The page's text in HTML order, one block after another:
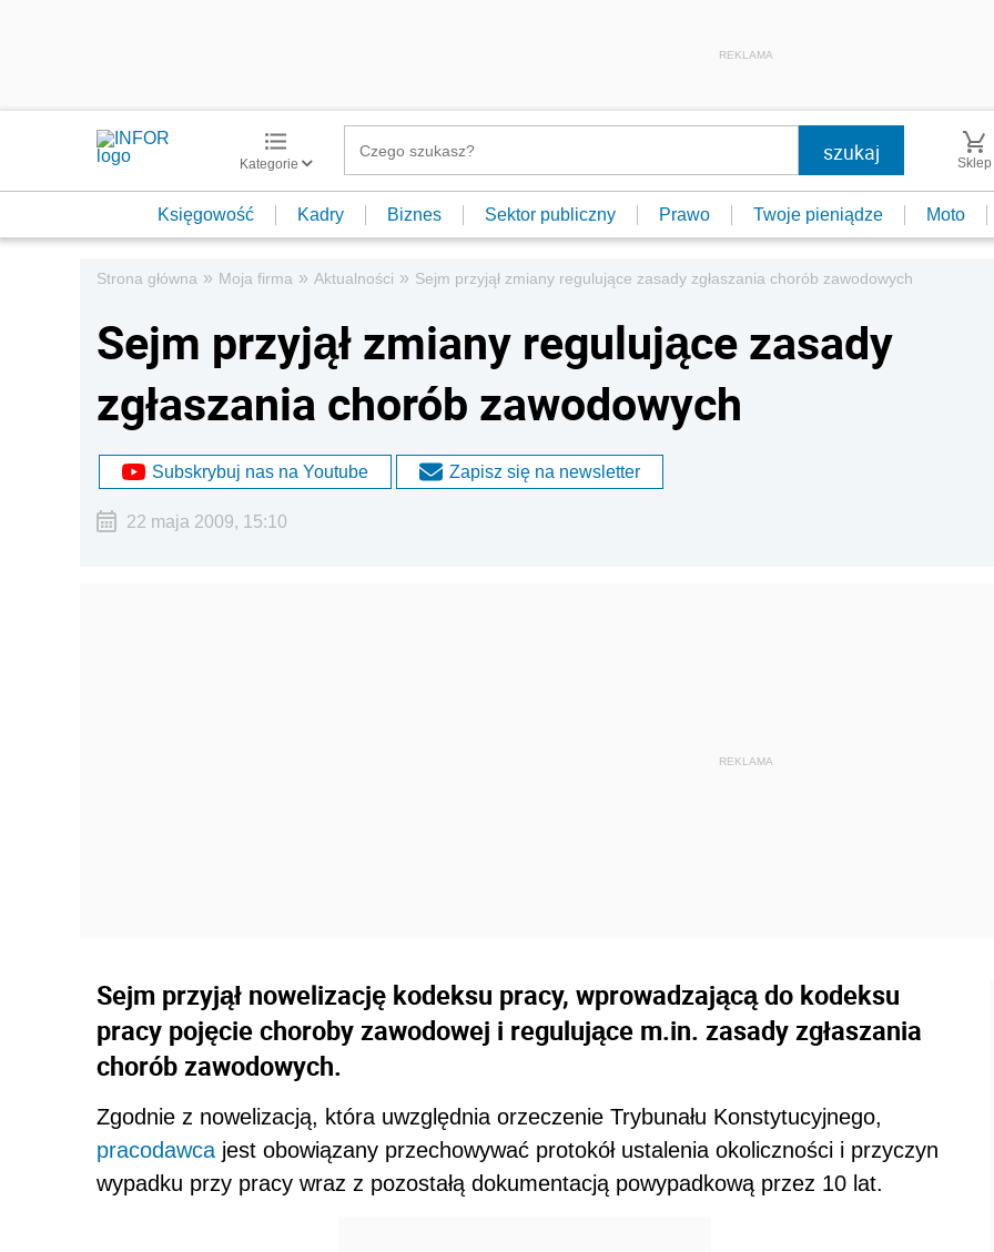
REKLAMA
Kategorie Sklep
Księgowość Kadry Biznes Sektor publiczny Prawo Twoje pieniądze Moto
Strona główna » Moja firma » Aktualności » Sejm przyjął zmiany regulujące zasady zgłaszania chorób zawodowych
Sejm przyjął zmiany regulujące zasady
zgłaszania chorób zawodowych
Subskrybuj nas na Youtube Zapisz się na newsletter
22 maja 2009, 15:10
Sejm przyjął nowelizację kodeksu pracy, wprowadzającą do kodeksu
pracy pojęcie choroby zawodowej i regulujące m.in. zasady zgłaszania
chorób zawodowych.
Zgodnie z nowelizacją, która uwzględnia orzeczenie Trybunału Konstytucyjnego,
pracodawca jest obowiązany przechowywać protokół ustalenia okoliczności i przyczyn
wypadku przy pracy wraz z pozostałą dokumentacją powypadkową przez 10 lat.